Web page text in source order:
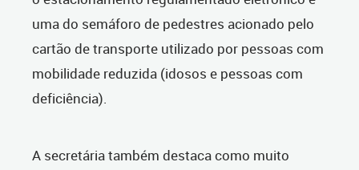
uma do semáforo de pedestres acionado pelo
cartão de transporte utilizado por pessoas com
mobilidade reduzida (idosos e pessoas com
deficiência).
A secretária também destaca como muito